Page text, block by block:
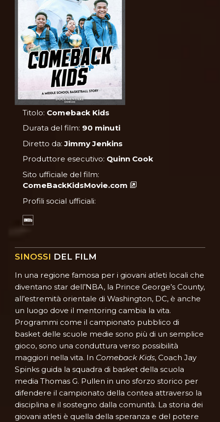
Titolo: Comeback Kids
Durata del film: 90 minuti
Diretto da:Jimmy Jenkins
Produttore esecutivo: Quinn Cook
Sito ufficiale del film:
ComeBackKidsMovie.com
Profili social ufficiali:
SINOSSI DEL FILM
In una regione famosa per i giovani atleti locali che
diventano star dell’NBA, la Prince George’s County,
all’estremità orientale di Washington, DC, è anche
un luogo dove il mentoring cambia la vita.
Programmi come il campionato pubblico di
basket delle scuole medie sono più di un semplice
gioco, sono una conduttura verso possibilità
maggiori nella vita. In Comeback Kids, Coach Jay
Spinks guida la squadra di basket della scuola
media Thomas G. Pullen in uno sforzo storico per
difendere il campionato della contea attraverso la
disciplina e il sostegno dalla comunità. La storia dei
giovani atleti è quella della speranza e del potere